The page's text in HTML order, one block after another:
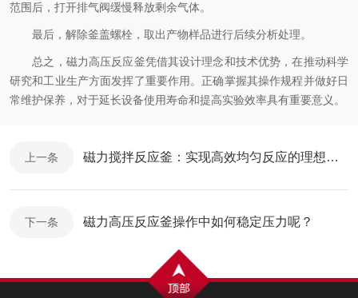
范围后，打开排气阀缓慢释放剩余气体。
最后，解除釜盖螺栓，取出产物样品进行后续分析处理。
总之，磁力高压反应釜凭借其设计理念和技术优势，在推动科学
研究和工业生产方面发挥了重要作用。正确掌握其操作规程并做好日
常维护保养，对于延长设备使用寿命和提高实验效率具有重要意义。
上一条 磁力搅拌反应釜：实现高效均匀反应的理想选择
下一条 磁力高压反应釜操作中如何稳定压力呢？